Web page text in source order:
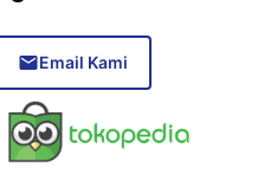
Email Kami